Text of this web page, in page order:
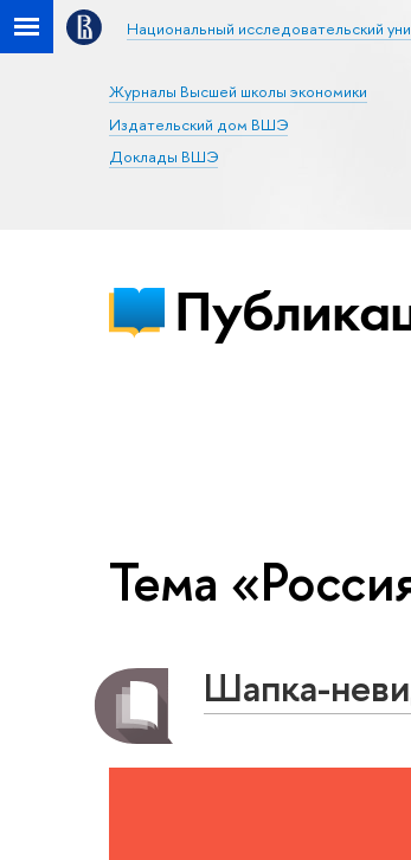
Национальный исследовательский
Журналы Высшей школы экономики
Издательский дом ВШЭ
Доклады ВШЭ
Тема
Шапка-